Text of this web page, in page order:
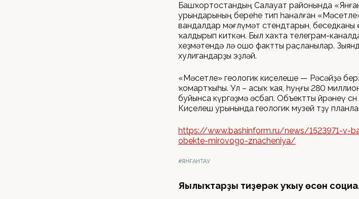
Башҡортостандың Салауат районында
урындарының береһе тип һаналған
вандалдар мәғлүмәт стендтарын, беседканы
ҡалдырып киткән. Был хаҡта телеграм-
хеҙмәтендә лә ошо фактты раҫланылар.
хулигандарҙы эҙләй.
«Мәсетле» геологик киҫелеше — Рәсәйҙә
ҡомартҡыһы. Ул – асыҡ ҡая, һуңғы 280 миллион
буйынса күргәҙмә әсбап. Объектты өйрәнеү
Киҫелеш урынында геологик музей төҙөү
https://www.bashinform.ru/news/1523971-v-
obekte-mirovogo-znacheniya/
#ЯНҒАНТАУ
Яңылыҡтарҙы тиҙерәк уҡыу өсөн